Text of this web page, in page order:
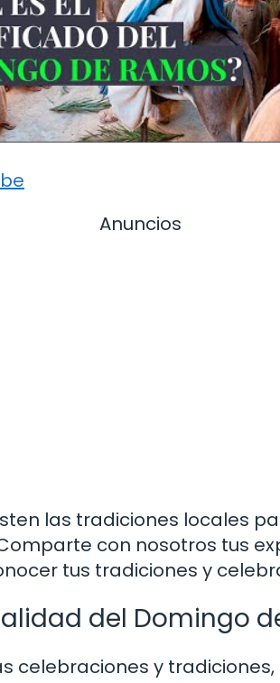
Anuncios
las tradiciones locales
con nosotros tus
tus tradiciones y
del Domingo
celebraciones y